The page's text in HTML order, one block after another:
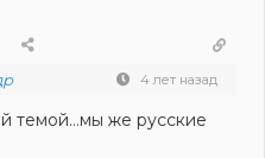
4 лет назад
темой…мы же русские